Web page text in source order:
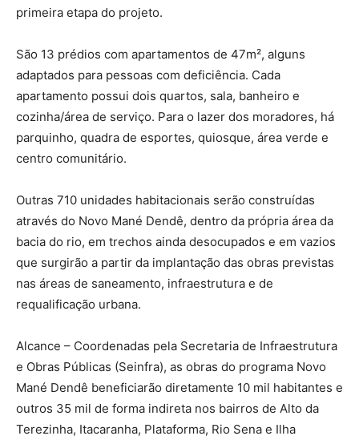
primeira etapa do projeto.
São 13 prédios com apartamentos de 47m², alguns
adaptados para pessoas com deficiência. Cada
apartamento possui dois quartos, sala, banheiro e
cozinha/área de serviço. Para o lazer dos moradores, há
parquinho, quadra de esportes, quiosque, área verde e
centro comunitário.
Outras 710 unidades habitacionais serão construídas
através do Novo Mané Dendê, dentro da própria área da
bacia do rio, em trechos ainda desocupados e em vazios
que surgirão a partir da implantação das obras previstas
nas áreas de saneamento, infraestrutura e de
requalificação urbana.
Alcance – Coordenadas pela Secretaria de Infraestrutura
e Obras Públicas (Seinfra), as obras do programa Novo
Mané Dendê beneficiarão diretamente 10 mil habitantes e
outros 35 mil de forma indireta nos bairros de Alto da
Terezinha, Itacaranha, Plataforma, Rio Sena e Ilha